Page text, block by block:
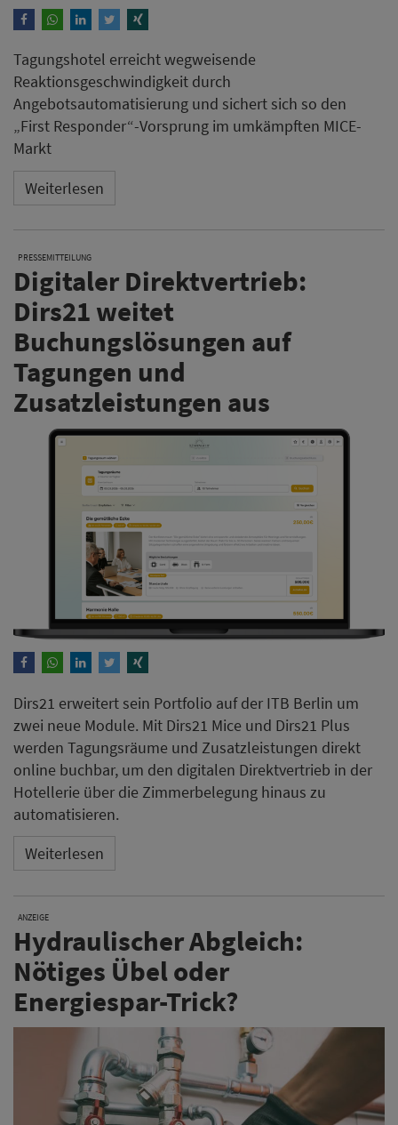
Tagungshotel erreicht wegweisende
Reaktionsgeschwindigkeit durch
Angebotsautomatisierung und sichert sich so den
„First Responder“-Vorsprung im umkämpften MICE-
Markt
Weiterlesen
PRESSEMITTEILUNG
Digitaler Direktvertrieb:
Dirs21 weitet
Buchungslösungen auf
Tagungen und
Zusatzleistungen aus
Dirs21 erweitert sein Portfolio auf der ITB Berlin um
zwei neue Module. Mit Dirs21 Mice und Dirs21 Plus
werden Tagungsräume und Zusatzleistungen direkt
online buchbar, um den digitalen Direktvertrieb in der
Hotellerie über die Zimmerbelegung hinaus zu
automatisieren.
Weiterlesen
ANZEIGE
Hydraulischer Abgleich:
Nötiges Übel oder
Energiespar-Trick?